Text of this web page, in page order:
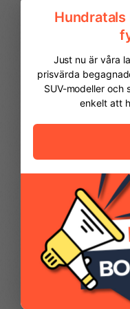
Kontantinsats
Restvärde0%